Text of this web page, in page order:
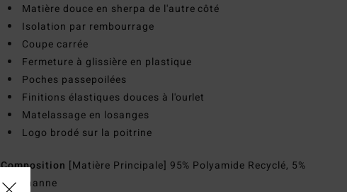
Matière douce en sherpa de l'autre côté
Isolation par rembourrage
Coupe carrée
Fermeture à glissière en plastique
Poches passepoilées
Finitions élastiques douces à l'ourlet
Matelassage en losanges
Logo brodé sur la poitrine
Composition [Matière Principale] 95% Polyamide Recyclé, 5%
Élasthanne